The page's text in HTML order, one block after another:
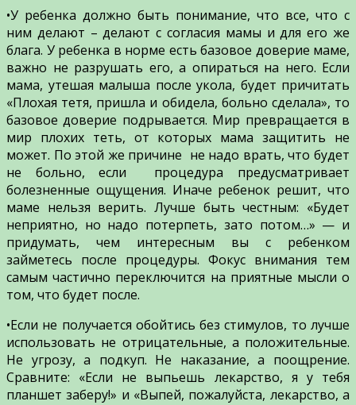
•У ребенка должно быть понимание, что все, что с
ним делают – делают с согласия мамы и для его же
блага. У ребенка в норме есть базовое доверие маме,
важно не разрушать его, а опираться на него. Если
мама, утешая малыша после укола, будет причитать
«Плохая тетя, пришла и обидела, больно сделала», то
базовое доверие подрывается. Мир превращается в
мир плохих теть, от которых мама защитить не
может. По этой же причине не надо врать, что будет
не больно, если процедура предусматривает
болезненные ощущения. Иначе ребенок решит, что
маме нельзя верить. Лучше быть честным: «Будет
неприятно, но надо потерпеть, зато потом…» — и
придумать, чем интересным вы с ребенком
займетесь после процедуры. Фокус внимания тем
самым частично переключится на приятные мысли о
том, что будет после.
•Если не получается обойтись без стимулов, то лучше
использовать не отрицательные, а положительные.
Не угрозу, а подкуп. Не наказание, а поощрение.
Сравните: «Если не выпьешь лекарство, я у тебя
планшет заберу!» и «Выпей, пожалуйста, лекарство, а